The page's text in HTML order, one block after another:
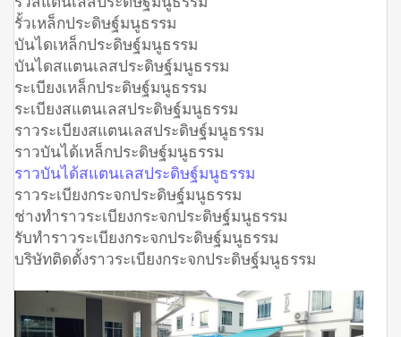
รั้วเหล็กประดิษฐ์มนูธรรม
บันไดเหล็กประดิษฐ์มนูธรรม
บันไดสแตนเลสประดิษฐ์มนูธรรม
ระเบียงเหล็กประดิษฐ์มนูธรรม
ระเบียงสแตนเลสประดิษฐ์มนูธรรม
ราวระเบียงสแตนเลสประดิษฐ์มนูธรรม
ราวบันได้เหล็กประดิษฐ์มนูธรรม
ราวบันได้สแตนเลสประดิษฐ์มนูธรรม
ราวระเบียงกระจกประดิษฐ์มนูธรรม
ช่างทำราวระเบียงกระจกประดิษฐ์มนูธรรม
รับทำราวระเบียงกระจกประดิษฐ์มนูธรรม
บริษัทติดตั้งราวระเบียงกระจกประดิษฐ์มนูธรรม